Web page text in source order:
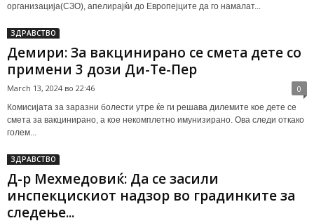
организација(СЗО), апелирајќи до Европејците да го намалат...
ЗДРАВСТВО
Демири: За вакцинирано се смета дете со
примени 3 дози Ди-Те-Пер
March 13, 2024 во 22:46 0
Комисијата за заразни болести утре ќе ги решава дилемите кое дете се
смета за вакцинирано, а кое некомплетно имунизирано. Ова следи откако
голем...
ЗДРАВСТВО
Д-р Мехмедовиќ: Да се засили
инспекцискиот надзор во градинките за
следење...